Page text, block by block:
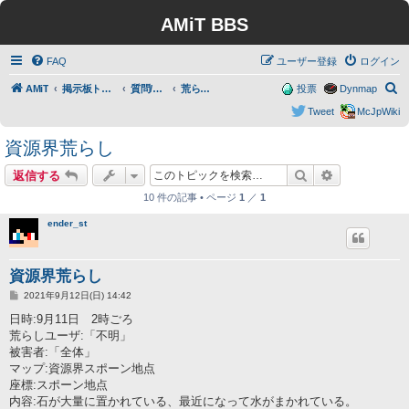
AMiT BBS
FAQ ログイン
ユーザー登録
AMiT 掲示板トップ 質問/要望/報告 荒らし報告
索
Dynmap
投票
McJpWiki
Tweet
資源界荒らし
返信する 検索
10 件の記事 • ページ 1 ／ 1
ender_st
資源界荒らし
投
記
事
2021年9月12日(日) 14:42
日時:9月11日 2時ごろ
荒らしユーザ:「不明」
被害者:「全体」
マップ:資源界スポーン地点
座標:スポーン地点
内容:石が大量に置かれている、最近になって水がまかれている。